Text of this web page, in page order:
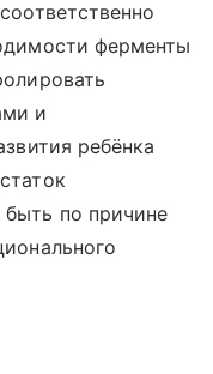
ферменты
и
ребёнка
по причине